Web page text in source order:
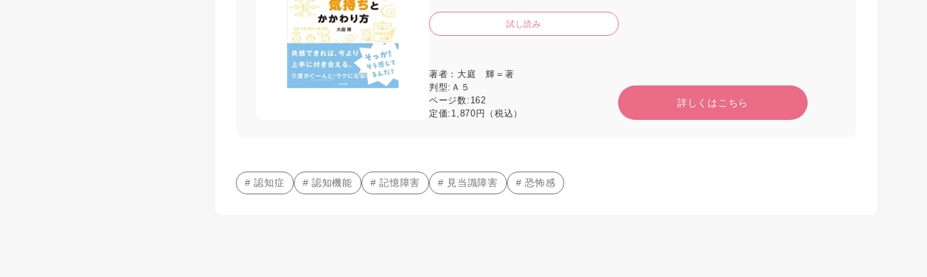
試し読み
著者： 大庭 輝＝著
判型: Ａ５
ページ数: 162
定価: 1,870円（税込）
詳しくはこちら
# 認知症 # 認知機能 # 記憶障害 # 見当識障害 # 恐怖感